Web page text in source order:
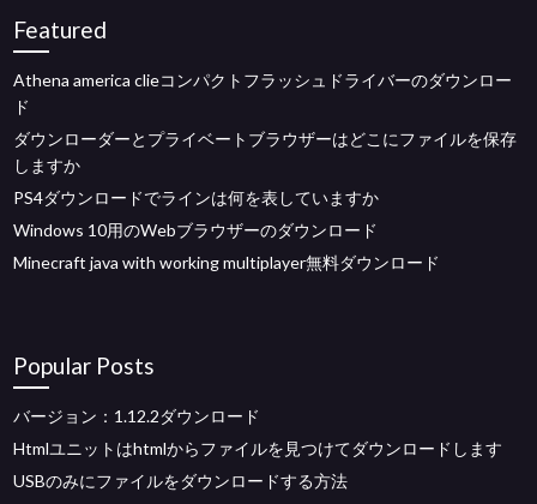
Featured
Athena america clieコンパクトフラッシュドライバーのダウンロー
ド
ダウンローダーとプライベートブラウザーはどこにファイルを保存
しますか
PS4ダウンロードでラインは何を表していますか
Windows 10用のWebブラウザーのダウンロード
Minecraft java with working multiplayer無料ダウンロード
Popular Posts
バージョン：1.12.2ダウンロード
Htmlユニットはhtmlからファイルを見つけてダウンロードします
USBのみにファイルをダウンロードする方法